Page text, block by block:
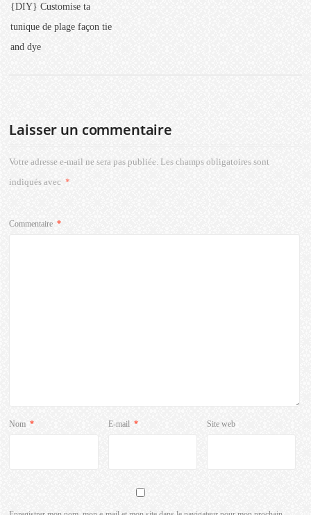
{DIY} Customise ta
tunique de plage façon tie
and dye
Laisser un commentaire
Votre adresse e-mail ne sera pas publiée. Les champs obligatoires sont
indiqués avec *
Commentaire *
Nom * E-mail * Site web